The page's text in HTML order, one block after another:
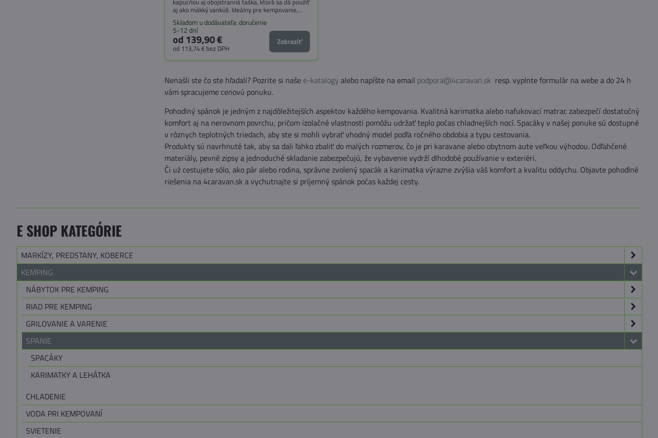
kapucňou aj obojstranná taška, ktorá sa dá použiť
aj ako mäkký vankúš. Ideálny pre kempovanie,
karavaning, vanlife a domáce používanie.
Skladom u dodávateľa: doručenie
5-12 dní
od 139,90 €
od 113,74 € bez DPH
Zobraziť
Nenašli ste čo ste hľadali? Pozrite si naše e-katalogy alebo napíšte na email podpora@4caravan.sk resp. vyplnte formulár na webe a do 24 h
vám spracujeme cenovú ponuku.
Pohodlný spánok je jedným z najdôležitejších aspektov každého kempovania. Kvalitná karimatka alebo nafukovací matrac zabezpečí dostatočný
komfort aj na nerovnom povrchu, pričom izolačné vlastnosti pomôžu udržať teplo počas chladnejších nocí. Spacáky v našej ponuke sú dostupné
v rôznych teplotných triedach, aby ste si mohli vybrať vhodný model podľa ročného obdobia a typu cestovania.
Produkty sú navrhnuté tak, aby sa dali ľahko zbaliť do malých rozmerov, čo je pri karavane alebo obytnom aute veľkou výhodou. Odľahčené
materiály, pevné zipsy a jednoduché skladanie zabezpečujú, že vybavenie vydrží dlhodobé používanie v exteriéri.
Či už cestujete sólo, ako pár alebo rodina, správne zvolený spacák a karimatka výrazne zvýšia váš komfort a kvalitu oddychu. Objavte pohodlné
riešenia na 4caravan.sk a vychutnajte si príjemný spánok počas každej cesty.
E SHOP KATEGÓRIE
MARKÍZY, PREDSTANY, KOBERCE
KEMPING
NÁBYTOK PRE KEMPING
RIAD PRE KEMPING
GRILOVANIE A VARENIE
SPANIE
SPACÁKY
KARIMATKY A LEHÁTKA
CHLADENIE
VODA PRI KEMPOVANÍ
SVIETENIE